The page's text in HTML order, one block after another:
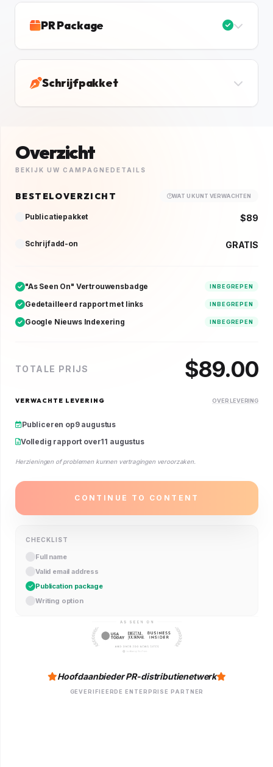
PR Package
Schrijfpakket
Overzicht
BEKIJK UW CAMPAGNEDETAILS
BESTELOVERZICHT WAT U KUNT VERWACHTEN
Publicatiepakket $89
Schrijfadd-on GRATIS
"As Seen On" Vertrouwensbadge INBEGREPEN
Gedetailleerd rapport met links INBEGREPEN
Google Nieuws Indexering INBEGREPEN
TOTALE PRIJS $89.00
VERWACHTE LEVERING OVER LEVERING
Publiceren op9 augustus
Volledig rapport over11 augustus
Herzieningen of problemen kunnen vertragingen veroorzaken.
CONTINUE TO CONTENT
CHECKLIST
Full name
Valid email address
Publication package
Writing option
Hoofdaanbieder PR-distributienetwerk
GEVERIFIEERDE ENTERPRISE PARTNER